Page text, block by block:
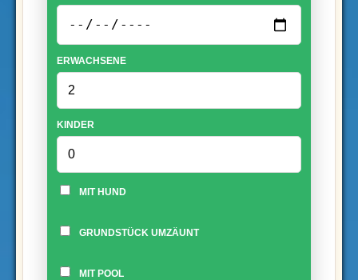
ERWACHSENE
KINDER
MIT HUND
GRUNDSTÜCK UMZÄUNT
MIT POOL